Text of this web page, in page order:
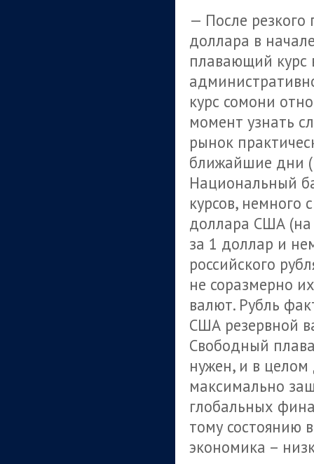
— После
доллара в
плавающий
курс сомони
момент узнать
рынок
ближайшие дни
Национальный
курсов, немного
доллара США (на
за 1 доллар и
российского
не соразмерно
валют. Рубль
США резервной
Свободный
нужен, и в
максимально
глобальных
тому состоянию
экономика –